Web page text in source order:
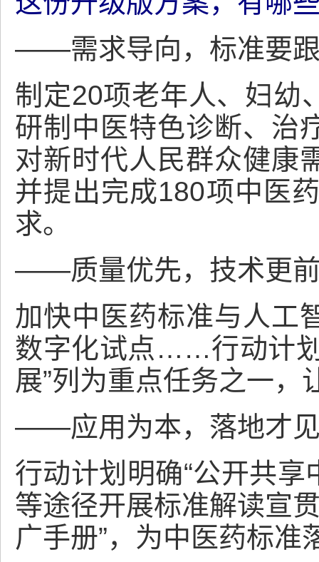
——需求导向，标准要
制定20项老年人、妇幼
研制中医特色诊断、
对新时代人民群众健康
并提出完成180项中医
求。
——质量优先，技术更
加快中医药标准与人工
数字化试点……行动计划
展”列为重点任务之一，
——应用为本，落地才
行动计划明确“公开共
等途径开展标准解读宣
广手册”，为中医药标准